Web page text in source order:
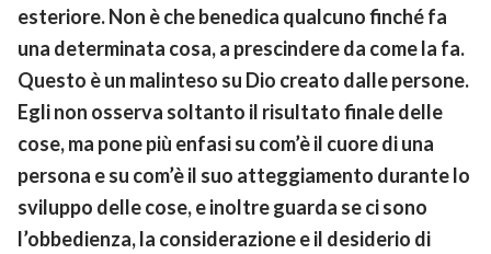
esteriore. Non è che benedica qualcuno finché fa
una determinata cosa, a prescindere da come la fa.
Questo è un malinteso su Dio creato dalle persone.
Egli non osserva soltanto il risultato finale delle
cose, ma pone più enfasi su com’è il cuore di una
persona e su com’è il suo atteggiamento durante lo
sviluppo delle cose, e inoltre guarda se ci sono
l’obbedienza, la considerazione e il desiderio di